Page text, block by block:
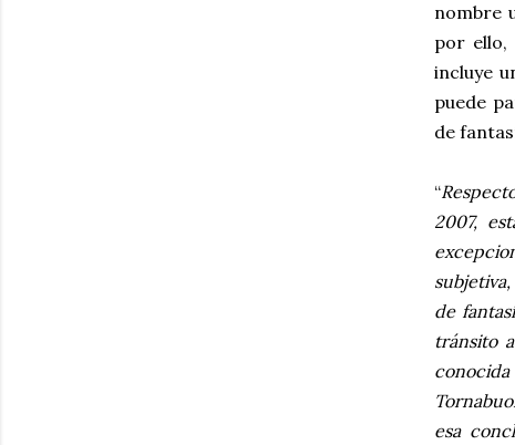
nombre
por ello,
incluye
puede
de
“
2007,
de
tránsito
esa